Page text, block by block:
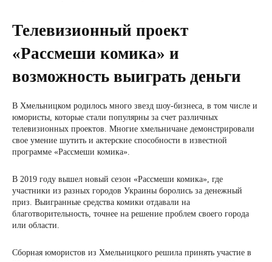
Телевизионный проект
«Рассмеши комика» и
возможность выиграть деньги
В Хмельницком родилось много звезд шоу-бизнеса, в том числе и
юмористы, которые стали популярны за счет различных
телевизионных проектов. Многие хмельничане демонстрировали
свое умение шутить и актерские способности в известной
программе «Рассмеши комика».
В 2019 году вышел новый сезон «Рассмеши комика», где
участники из разных городов Украины боролись за денежный
приз. Выигранные средства комики отдавали на
благотворительность, точнее на решение проблем своего города
или области.
Сборная юмористов из Хмельницкого решила принять участие в